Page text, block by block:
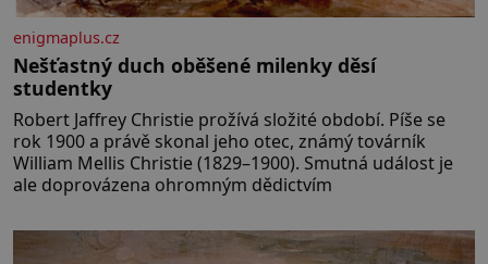
enigmaplus.cz
Nešťastný duch oběšené milenky děsí
studentky
Robert Jaffrey Christie prožívá složité období. Píše se
rok 1900 a právě skonal jeho otec, známý továrník
William Mellis Christie (1829–1900). Smutná událost je
ale doprovázena ohromným dědictvím